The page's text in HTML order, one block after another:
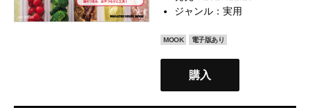
ジャンル：実用
MOOK 電子版あり
購入